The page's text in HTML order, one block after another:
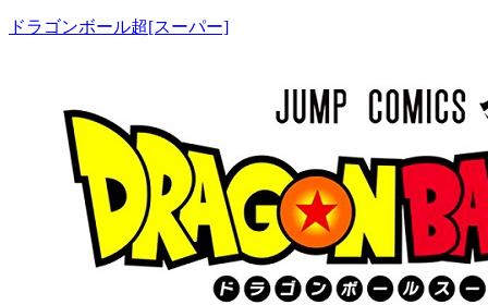
ドラゴンボール超[スーパー]